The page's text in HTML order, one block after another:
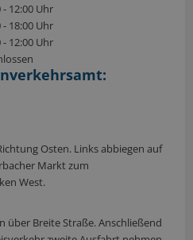
- 12:00 Uhr
- 18:00 Uhr
- 12:00 Uhr
Osten. Links abbiegen auf
Markt zum
West.
über Breite Straße. Anschließend